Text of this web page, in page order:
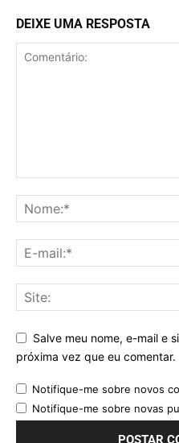
DEIXE UMA RESPOSTA
Salve meu nome, e-mail e
próxima vez que eu comentar.
Notifique-me sobre novos
Notifique-me sobre novas